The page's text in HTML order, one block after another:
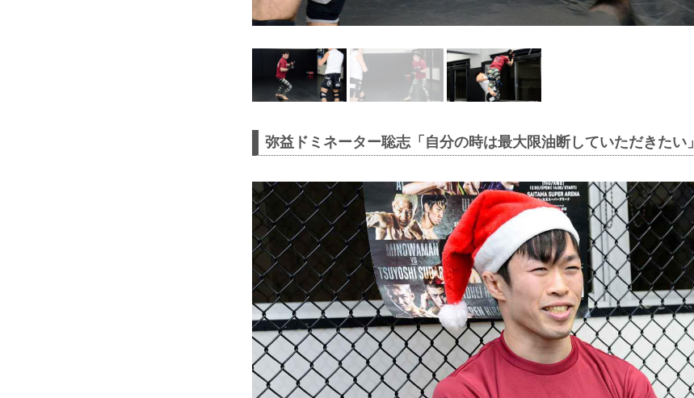
弥益ドミネーター聡志「自分の時は最大限油断していただきたい」